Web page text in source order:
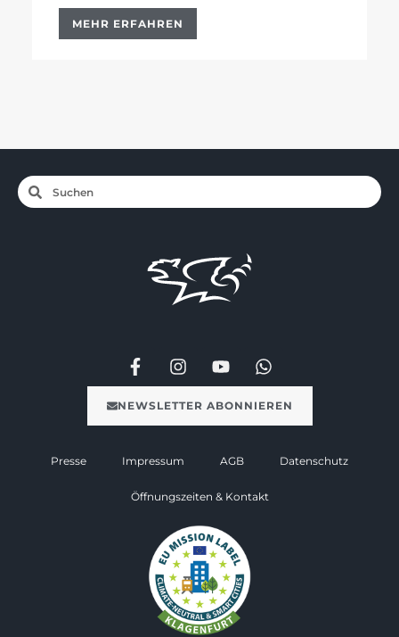
MEHR ERFAHREN
NEWSLETTER ABONNIEREN
Presse Impressum AGB Datenschutz
Öffnungszeiten & Kontakt